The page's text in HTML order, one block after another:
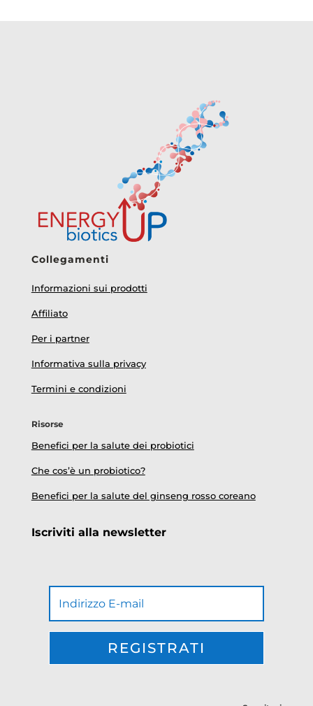
Collegamenti
Informazioni sui prodotti
Affiliato
Per i partner
Informativa sulla privacy
Termini e condizioni
Risorse
Benefici per la salute dei probiotici
Che cos’è un probiotico?
Benefici per la salute del ginseng rosso coreano
Iscriviti alla newsletter
REGISTRATI